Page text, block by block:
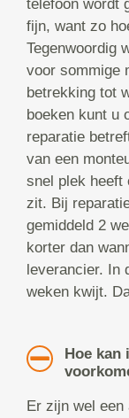
telefoon wordt
fijn, want zo
Tegenwoordig
voor sommige
betrekking tot
boeken kunt u
reparatie
van een
snel plek heeft
zit. Bij
gemiddeld 2
korter dan
leverancier. In
weken kwijt.
Hoe kan
Er zijn wel een